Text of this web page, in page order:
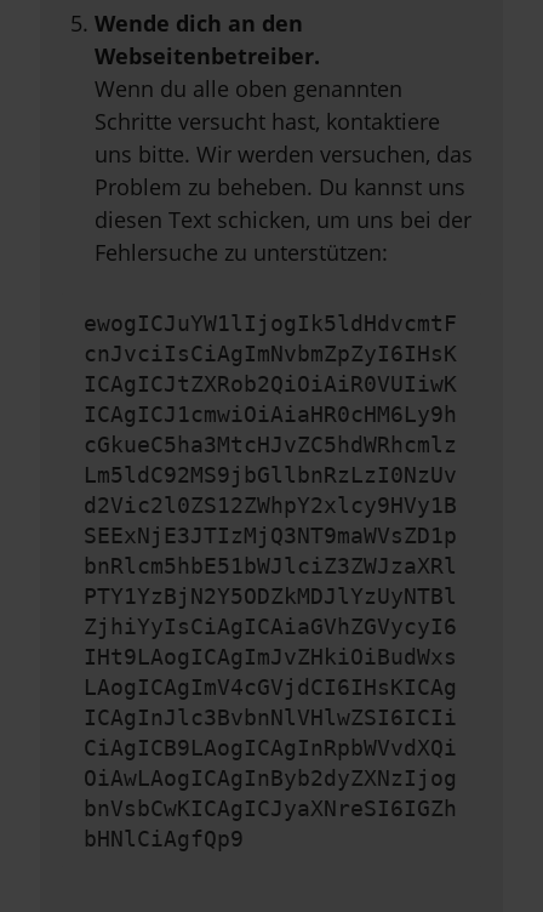
Wende dich an den
Webseitenbetreiber.
Wenn du alle oben genannten
Schritte versucht hast, kontaktiere
uns bitte. Wir werden versuchen, das
Problem zu beheben. Du kannst uns
diesen Text schicken, um uns bei der
Fehlersuche zu unterstützen:
ewogICJuYW1lIjogIk5ldHdvcmtF
cnJvciIsCiAgImNvbmZpZyI6IHsK
ICAgICJtZXRob2QiOiAiR0VUIiwK
ICAgICJ1cmwiOiAiaHR0cHM6Ly9h
cGkueC5ha3MtcHJvZC5hdWRhcmlz
Lm5ldC92MS9jbGllbnRzLzI0NzUv
d2Vic2l0ZS12ZWhpY2xlcy9HVy1B
SEExNjE3JTIzMjQ3NT9maWVsZD1p
bnRlcm5hbE51bWJlciZ3ZWJzaXRl
PTY1YzBjN2Y5ODZkMDJlYzUyNTBl
ZjhiYyIsCiAgICAiaGVhZGVycyI6
IHt9LAogICAgImJvZHkiOiBudWxs
LAogICAgImV4cGVjdCI6IHsKICAg
ICAgInJlc3BvbnNlVHlwZSI6ICIi
CiAgICB9LAogICAgInRpbWVvdXQi
OiAwLAogICAgInByb2dyZXNzIjog
bnVsbCwKICAgICJyaXNreSI6IGZh
bHNlCiAgfQp9